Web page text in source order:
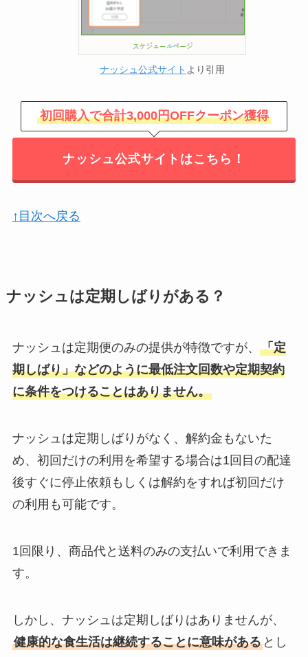
ナッシュ公式サイト より引用
初回購入で合計3,000円OFFクーポン獲得
ナッシュ公式サイトはこちら！
↑目次へ戻る
ナッシュは定期しばりがある？
ナッシュは定期便のみの提供が特徴ですが、 「定
期しばり」などのように最低注文回数や定期契約
に条件をつけることはありません。
ナッシュは定期しばりがなく、解約金もないた
め、初回だけの利用を希望する場合は1回目の配達
後すぐに停止依頼もしくは解約をすれば初回だけ
の利用も可能です。
1回限り、商品代と送料のみの支払いで利用できま
す。
しかし、ナッシュは定期しばりはありませんが、
健康的な食生活は継続することに意味があるとし